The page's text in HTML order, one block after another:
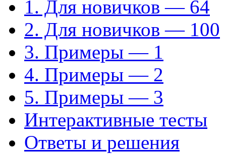
1. Для новичков — 64
2. Для новичков — 100
3. Примеры — 1
4. Примеры — 2
5. Примеры — 3
Интерактивные тесты
Ответы и решения